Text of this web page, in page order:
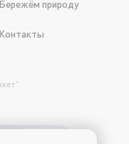
Бережём природу
Контакты